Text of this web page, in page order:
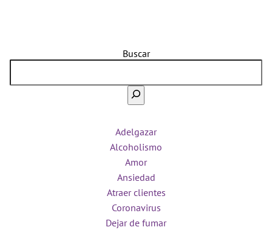
Buscar
Adelgazar
Alcoholismo
Amor
Ansiedad
Atraer clientes
Coronavirus
Dejar de fumar